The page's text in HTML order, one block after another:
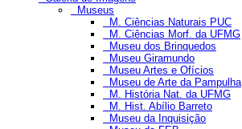
Museus
M. Ciências Naturais PUC
M. Ciências Morf. da UFMG
Museu dos Brinquedos
Museu Giramundo
Museu Artes e Ofícios
Museu de Arte da Pampulha
M. História Nat. da UFMG
M. Hist. Abílio Barreto
Museu da Inquisição